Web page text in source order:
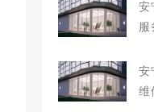
安
服
安
维